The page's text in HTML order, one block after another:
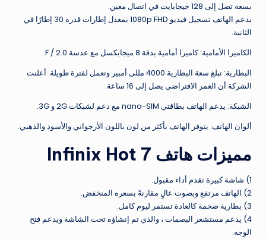
بسعة تصل إلى 128 جيجابايت في اتصال معين.
يدعم الهاتف تسجيل فيديو 1080p FHD بمعدل إطارات قدره 30 إطارًا في
الثانية.
الكاميرا الأمامية: كاميرا أمامية بدقة 8 ميجابكسل مع عدسة F / 2.0.
البطارية: تبلغ سعة البطارية 4000 مللي أمبير وتعمل لفترة طويلة. أعلنت
الشركة أن العمر الافتراضي يصل إلى 16 ساعة.
الشبكة: يدعم الهاتف بطاقتي nano-SIM مع دعم لشبكات 2G و 3G.
ألوان الهاتف: يتوفر الهاتف بأكثر من لون باللون الأرجواني والأسود والذهبي.
مميزات هاتف Infinix Hot 7
1) شاشة كبيرة تقدم أداء مقبول.
2) الهاتف مرتفع وبصوت عالٍ مقارنةً بسعره المنخفض.
3) بطارية ضخمة كالعادة تستمر ليوم كامل.
4) يدعم مستشعر البصمات ، والذي تم إنشاؤه تحت الشاشة ويدعم فتح
الوجه.